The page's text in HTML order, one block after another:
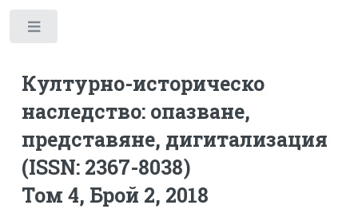
Културно-историческо
наследство: опазване,
представяне, дигитализация
(ISSN: 2367-8038)
Том 4, Брой 2, 2018